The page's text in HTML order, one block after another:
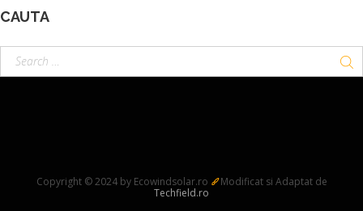
CAUTA
Copyright © 2024 by Ecowindsolar.ro
Modificat si Adaptat de
Techfield.ro